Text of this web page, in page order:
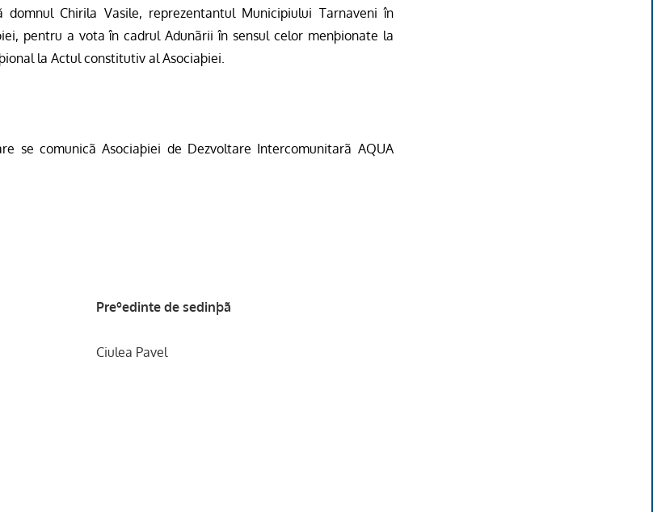
domnul Chirila Vasile, reprezentantul Municipiului Tarnaveni în
pentru a vota în cadrul Adunãrii în sensul celor menþionate la
la Actul constitutiv al Asociaþiei.
se comunicã Asociaþiei de Dezvoltare Intercomunitarã AQUA
Preºedinte de sedinþã
Ciulea Pavel